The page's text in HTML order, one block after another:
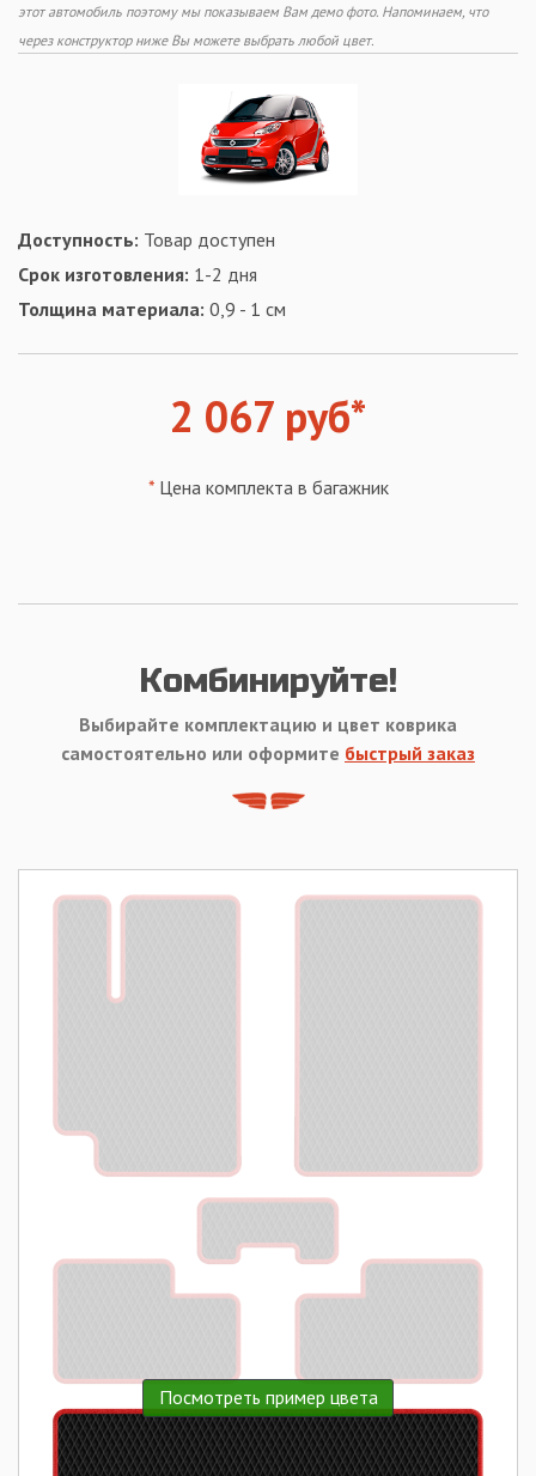
этот автомобиль поэтому мы показываем Вам демо фото. Напоминаем, что
через конструктор ниже Вы можете выбрать любой цвет.
Доступность: Товар доступен
Срок изготовления: 1-2 дня
Толщина материала: 0,9 - 1 см
2 067 руб*
*Цена комплекта в багажник
Комбинируйте!
Выбирайте комплектацию и цвет коврика
самостоятельно или оформите быстрый заказ
Посмотреть пример цвета